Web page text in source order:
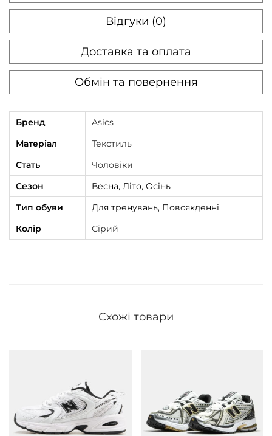
Відгуки (0)
Доставка та оплата
Обмін та повернення
Бренд
Asics
Матеріал
Текстиль
Стать
Чоловіки
Сезон
Весна, Літо, Осінь
Тип обуви
Для тренувань, Повсякденні
Колір
Сірий
Схожі товари